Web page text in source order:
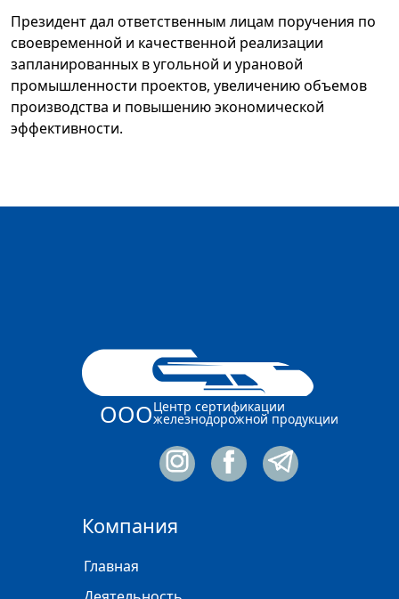
Президент дал ответственным лицам поручения по
своевременной и качественной реализации
запланированных в угольной и урановой
промышленности проектов, увеличению объемов
производства и повышению экономической
эффективности.
ОООЦентр сертификации
железнодорожной продукции
Компания
Главная